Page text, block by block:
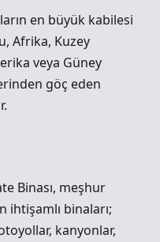
en büyük kabilesi
Afrika, Kuzey
veya Güney
göç eden
Binası, meşhur
ihtişamlı binaları;
kanyonlar,